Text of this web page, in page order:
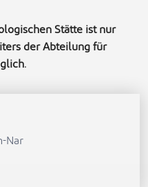
Stätte ist nur
der Abteilung für
Nar